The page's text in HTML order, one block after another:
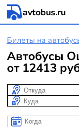
avtobus.ru
Билеты на
Автобусы
от 12413
Откуда
Куда
Когда
Когда